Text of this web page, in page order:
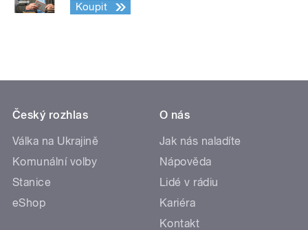
Koupit
Český rozhlas
Válka na Ukrajině
Komunální volby
Stanice
eShop
O nás
Jak nás naladíte
Nápověda
Lidé v rádiu
Kariéra
Kontakt